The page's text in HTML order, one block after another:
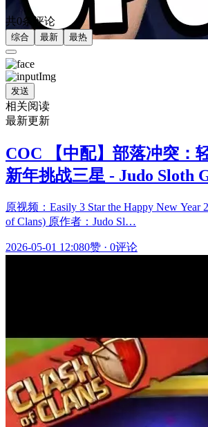
共0条评论
综合 最新 最热
发送
相关阅读
最新更新
COC 【中配】部落冲突：
新年挑战三星 - Judo Sloth
原视频：Easily 3 Star the Happy New Year
of Clans) 原作者：Judo Sl…
2026-05-01 12:080赞 · 0评论